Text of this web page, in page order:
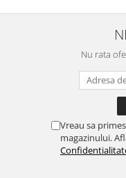
Nu rata
Vreau sa
magazinului.